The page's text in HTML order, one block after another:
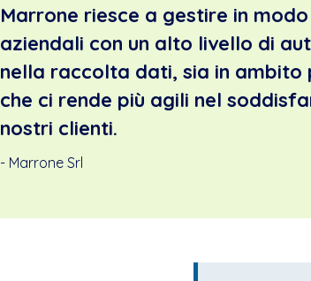
Marrone riesce a gestire in
aziendali con un alto livello di
nella raccolta dati, sia in
che ci rende più agili nel
nostri clienti.
- Marrone Srl